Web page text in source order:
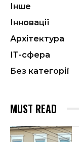
Інше
Інновації
Архітектура
ІТ-сфера
Без категорії
MUST READ